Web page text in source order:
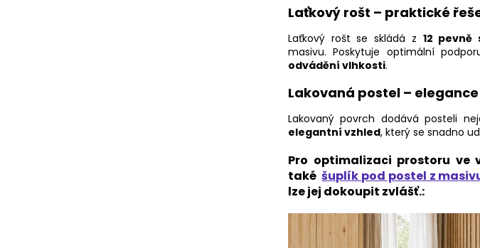
Laťkový rošt – praktické
Laťkový rošt se skládá z 12 pevně
masivu. Poskytuje optimální
odvádění vlhkosti.
Lakovaná postel –
Lakovaný povrch dodává posteli
elegantní vzhled, který se snadno
Pro optimalizaci prostoru
takéšuplík pod postel z
lze jej dokoupit zvlášť.: